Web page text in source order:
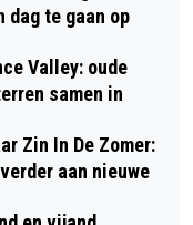
dag te gaan op
Valley: oude
samen in
Zin In De Zomer:
aan nieuwe